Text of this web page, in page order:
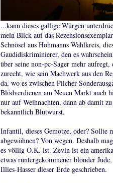
...kann dieses gallige Würgen
mein Blick auf das
Schnösel aus Hohmanns Wahlkreis,
Gaudidiskriminierer, den es
über seine non-pc-Sager mehr
zurecht, wie sein Machwerk aus den
da, wo es zwischen Pilcher-
Blödverdienen am Neuen Markt auch
nur auf Weihnachten, dann ab damit
bekanntlich Blutwurst.
Infantil, dieses Gemotze, oder? Sollte
abgewöhnen? Von wegen. Deshalb
es völlig O.K. ist. Zevin ist ein
etwas runtergekommener blonder
Illies-Hasser dieser Erde geschrieben.